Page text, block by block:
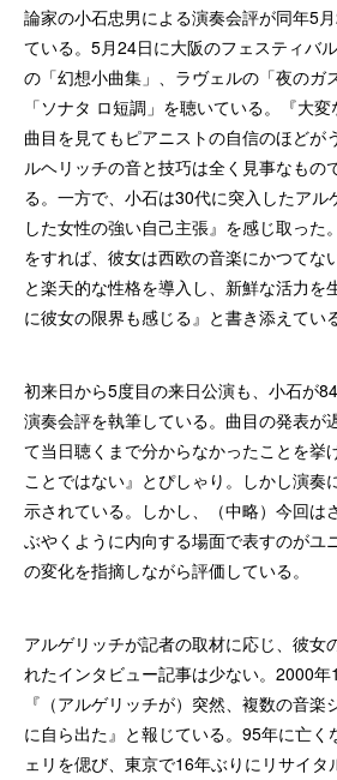
論家の小石忠男による演奏会評が同年5
ている。5月24日に大阪のフェスティバ
の「幻想小曲集」、ラヴェルの「夜のガ
「ソナタ ロ短調」を聴いている。『大
曲目を見てもピアニストの自信のほどが
ルヘリッチの音と技巧は全く見事なもの
る。一方で、小石は30代に突入したア
した女性の強い自己主張』を感じ取った
をすれば、彼女は西欧の音楽にかつてな
と楽天的な性格を導入し、新鮮な活力を
に彼女の限界も感じる』と書き添えている
初来日から5度目の来日公演も、小石が
演奏会評を執筆している。曲目の発表が
て当日聴くまで分からなかったことを挙
ことではない』とぴしゃり。しかし演奏
示されている。しかし、（中略）今回は
ぶやくように内向する場面で表すのがユ
の変化を指摘しながら評価している。
アルゲリッチが記者の取材に応じ、彼女
れたインタビュー記事は少ない。2000年
『（アルゲリッチが）突然、複数の音
に自ら出た』と報じている。95年に亡く
ェリを偲び、東京で16年ぶりにリサイ